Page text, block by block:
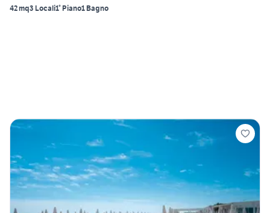
42 mq3 Locali1° Piano1 Bagno